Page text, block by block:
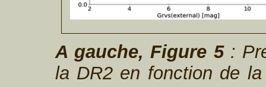
A gauche, Figure 5:
la DR2 en fonction de